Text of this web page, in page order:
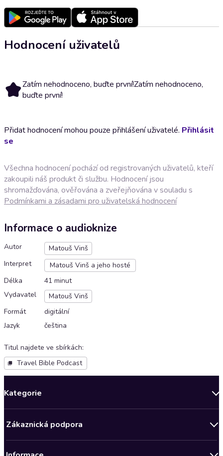
Hodnocení uživatelů
Zatím nehodnoceno, buďte první!Zatím nehodnoceno,
buďte první!
Přidat hodnocení mohou pouze přihlášení uživatelé. Přihlásit
se
Všechna hodnocení pochází od registrovaných uživatelů, kteří
zakoupili náš produkt či službu. Hodnocení jsou
shromažďována, ověřována a zveřejňována v souladu s
Podmínkami a zásadami pro uživatelská hodnocení
Informace o audioknize
Autor
Matouš Vinš
Interpret
Matouš Vinš a jeho hosté
Délka
41 minut
Vydavatel
Matouš Vinš
Formát
digitální
Jazyk
čeština
Titul najdete ve sbírkách:
Travel Bible Podcast
Kategorie
Bestsellery měsíce
Zákaznická podpora